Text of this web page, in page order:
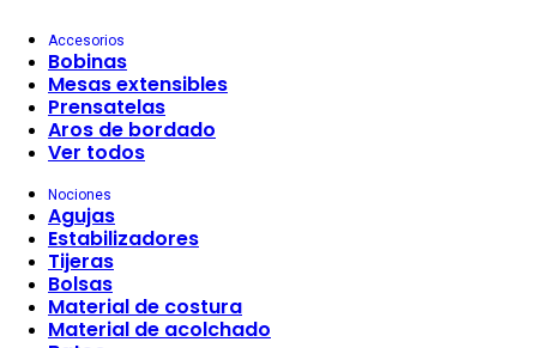
Accesorios
Bobinas
Mesas extensibles
Prensatelas
Aros de bordado
Ver todos
Nociones
Agujas
Estabilizadores
Tijeras
Bolsas
Material de costura
Material de acolchado